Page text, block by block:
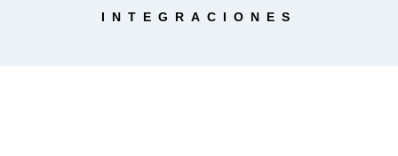
INTEGRACIONES